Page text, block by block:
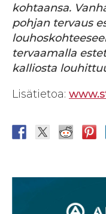
kohtaansa.
pohjan tervaus
tervaamalla
kalliosta
Lisätietoa: